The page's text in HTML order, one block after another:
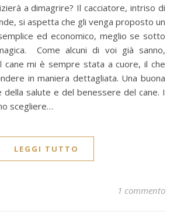
a dimagrire? Il cacciatore, intriso di
si aspetta che gli venga proposto un
ed economico, meglio se sotto
Come alcuni di voi già sanno,
cane mi è sempre stata a cuore, il che
in maniera dettagliata. Una buona
della salute e del benessere del cane. I
scegliere…
LEGGI TUTTO
1 commento